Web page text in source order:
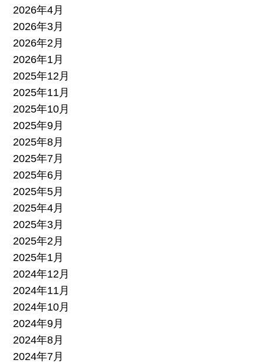
2026年4月
2026年3月
2026年2月
2026年1月
2025年12月
2025年11月
2025年10月
2025年9月
2025年8月
2025年7月
2025年6月
2025年5月
2025年4月
2025年3月
2025年2月
2025年1月
2024年12月
2024年11月
2024年10月
2024年9月
2024年8月
2024年7月